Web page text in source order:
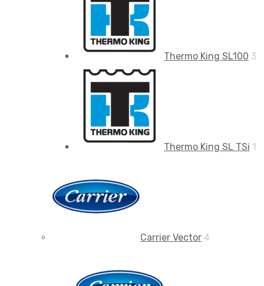
Thermo King SL100 3
Thermo King SL TSi 1
Carrier Vector 4